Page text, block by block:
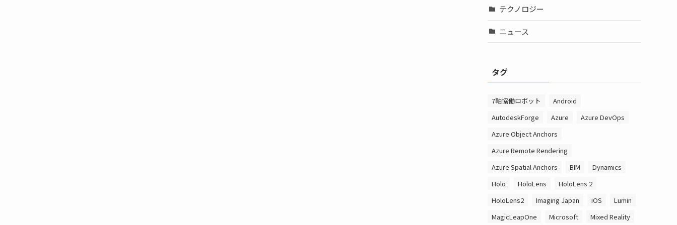
テクノロジー
ニュース
タグ
7軸協働ロボット
Android
AutodeskForge
Azure
Azure DevOps
Azure Object Anchors
Azure Remote Rendering
Azure Spatial Anchors
BIM
Dynamics
Holo
HoloLens
HoloLens 2
HoloLens2
Imaging Japan iOS
Lumin
MagicLeapOne
Microsoft Mixed Reality